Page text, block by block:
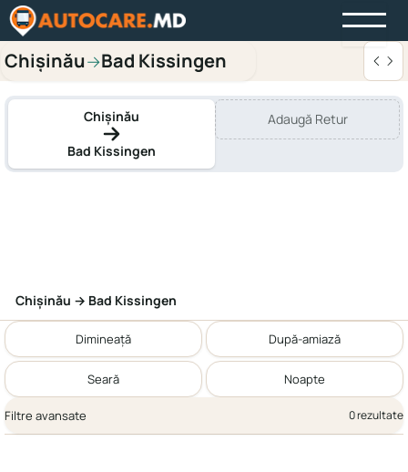
Chișinău→Bad Kissingen
Chișinău
Bad Kissingen
Adaugă Retur
Chișinău → Bad Kissingen
Dimineață După-amiază
Seară Noapte
Filtre avansate 0 rezultate